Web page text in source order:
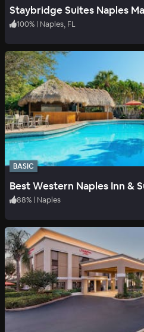
Staybridge Suites Naples
100% | Naples, FL
BASIC
Best Western Naples Inn &
88% | Naples